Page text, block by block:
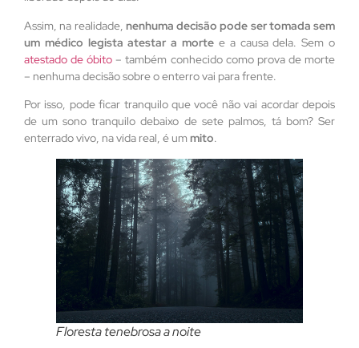
Assim, na realidade, nenhuma decisão pode ser tomada sem
um médico legista atestar a morte e a causa dela. Sem o
atestado de óbito – também conhecido como prova de morte
– nenhuma decisão sobre o enterro vai para frente.
Por isso, pode ficar tranquilo que você não vai acordar depois
de um sono tranquilo debaixo de sete palmos, tá bom? Ser
enterrado vivo, na vida real, é um mito.
Floresta tenebrosa a noite